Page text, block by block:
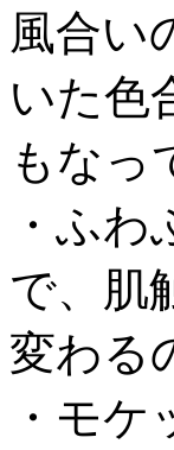
風合い
いた色
もなっ
・ふ
で、肌
変わる
・モ